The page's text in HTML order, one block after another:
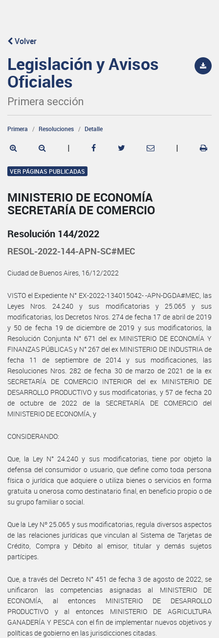
Volver
Legislación y Avisos
Oficiales
Primera sección
Primera Resoluciones Detalle
| |
VER PÁGINAS PUBLICADAS
MINISTERIO DE ECONOMÍA
SECRETARÍA DE COMERCIO
Resolución 144/2022
RESOL-2022-144-APN-SC#MEC
Ciudad de Buenos Aires, 16/12/2022
VISTO el Expediente N° EX-2022-134015042- -APN-DGDA#MEC, las
Leyes Nros. 24.240 y sus modificatorias y 25.065 y sus
modificatorias, los Decretos Nros. 274 de fecha 17 de abril de 2019
y 50 de fecha 19 de diciembre de 2019 y sus modificatorios, la
Resolución Conjunta N° 671 del ex MINISTERIO DE ECONOMÍA Y
FINANZAS PÚBLICAS y N° 267 del ex MINISTERIO DE INDUSTRIA de
fecha 11 de septiembre de 2014 y sus modificaciones, las
Resoluciones Nros. 282 de fecha 30 de marzo de 2021 de la ex
SECRETARÍA DE COMERCIO INTERIOR del ex MINISTERIO DE
DESARROLLO PRODUCTIVO y sus modificatorias, y 57 de fecha 20
de octubre de 2022 de la SECRETARÍA DE COMERCIO del
MINISTERIO DE ECONOMÍA, y
CONSIDERANDO:
Que, la Ley N° 24.240 y sus modificatorias, tiene por objeto la
defensa del consumidor o usuario, que define como toda persona
física o jurídica que adquiere o utiliza bienes o servicios en forma
gratuita u onerosa como destinatario final, en beneficio propio o de
su grupo familiar o social.
Que la Ley Nº 25.065 y sus modificatorias, regula diversos aspectos
de las relaciones jurídicas que vinculan al Sistema de Tarjetas de
Crédito, Compra y Débito al emisor, titular y demás sujetos
partícipes.
Que, a través del Decreto N° 451 de fecha 3 de agosto de 2022, se
unificaron las competencias asignadas al MINISTERIO DE
ECONOMÍA, al entonces MINISTERIO DE DESARROLLO
PRODUCTIVO y al entonces MINISTERIO DE AGRICULTURA
GANADERÍA Y PESCA con el fin de implementar nuevos objetivos y
políticas de gobierno en las jurisdicciones citadas.